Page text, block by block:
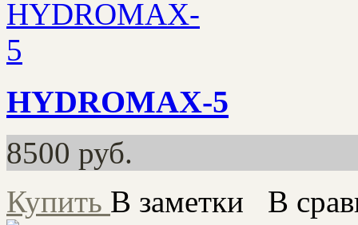
HYDROMAX-5
8500 руб.
Купить В заметки В